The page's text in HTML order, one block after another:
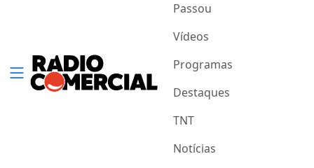
Passou
Vídeos
Programas
Destaques
TNT
Notícias